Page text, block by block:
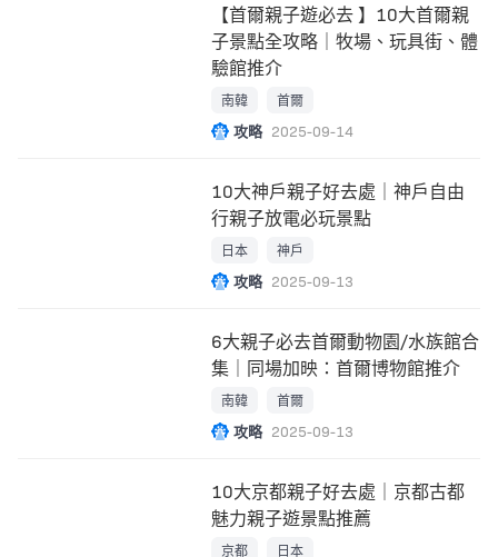
【首爾親子遊必去 】10大首爾親
子景點全攻略｜牧場、玩具街、體
驗館推介
南韓 首爾
攻略 2025-09-14
10大神戶親子好去處｜神戶自由
行親子放電必玩景點
日本 神戶
攻略 2025-09-13
6大親子必去首爾動物園/水族館合
集｜同場加映：首爾博物館推介
南韓 首爾
攻略 2025-09-13
10大京都親子好去處｜京都古都
魅力親子遊景點推薦
京都 日本